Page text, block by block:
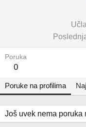
Poruka
0
Poruke na profilima
Još uvek nema poruka